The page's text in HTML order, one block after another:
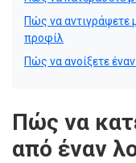
Πώς να αντιγράψετε
προφίλ
Πώς να ανοίξετε
Πώς να
από έναν